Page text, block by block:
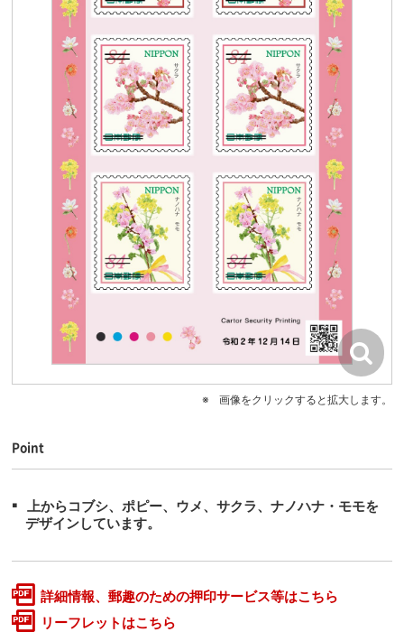
画像をクリックすると拡大します。
Point
上からコブシ、ポピー、ウメ、サクラ、ナノハナ・モモを
デザインしています。
詳細情報、郵趣のための押印サービス等はこちら
リーフレットはこちら